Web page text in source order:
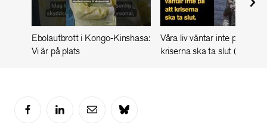
Ebolautbrott i Kongo-Kinshasa:
Vi är på plats
Våra liv väntar inte på att
kriserna ska ta slut (Video)